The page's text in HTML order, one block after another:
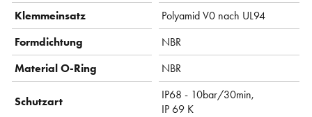
Klemmeinsatz
Polyamid V0 nach UL94
Formdichtung
NBR
Material O-Ring
NBR
Schutzart
IP68 - 10bar/30min,
IP 69 K